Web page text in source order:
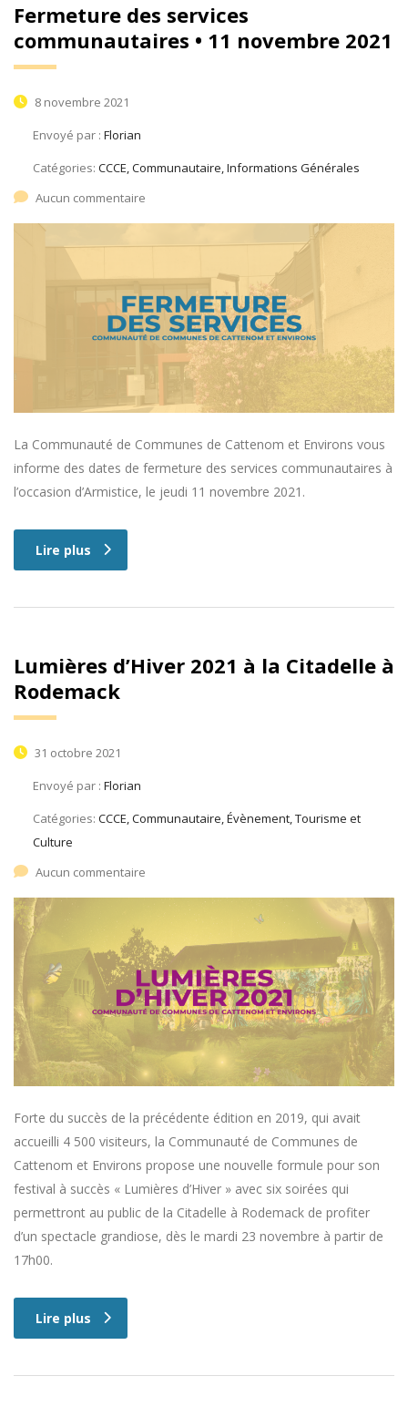
Fermeture des services
communautaires • 11 novembre 2021
8 novembre 2021
Envoyé par : Florian
Catégories: CCCE, Communautaire, Informations Générales
Aucun commentaire
La Communauté de Communes de Cattenom et Environs vous
informe des dates de fermeture des services communautaires à
l’occasion d’Armistice, le jeudi 11 novembre 2021.
Lire plus
Lumières d’Hiver 2021 à la Citadelle à
Rodemack
31 octobre 2021
Envoyé par : Florian
Catégories: CCCE, Communautaire, Évènement, Tourisme et
Culture
Aucun commentaire
Forte du succès de la précédente édition en 2019, qui avait
accueilli 4 500 visiteurs, la Communauté de Communes de
Cattenom et Environs propose une nouvelle formule pour son
festival à succès « Lumières d’Hiver » avec six soirées qui
permettront au public de la Citadelle à Rodemack de profiter
d’un spectacle grandiose, dès le mardi 23 novembre à partir de
17h00.
Lire plus